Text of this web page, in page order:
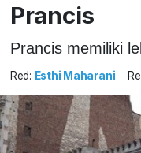
Prancis
Prancis memiliki
Red: Esthi Maharani